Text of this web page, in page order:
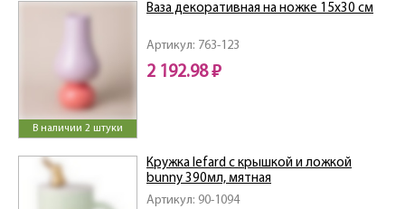
В наличии 2 штуки
Артикул: 763-123
Ваза декоративная на ножке 15х30 см
2 192.98 ₽
Артикул: 90-1094
Кружка lefard с крышкой и ложкой
bunny 390мл, мятная